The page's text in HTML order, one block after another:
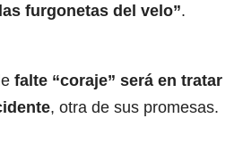
furgonetas del velo”.
falte “coraje” será en tratar
, otra de sus promesas.